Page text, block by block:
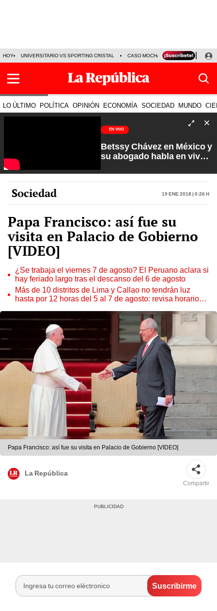
HOY UNIVERSITARIO VS SPORTING CRISTAL CASO MOCHASUELDOS
LO ÚLTIMO POLÍTICA OPINIÓN ECONOMÍA SOCIEDAD MUNDO
EN VIVO
Betssy Chávez en México y
su abogado habla en vivo |
Carlos Cornejo
Sociedad 19 Ene 2018 | 0:26 h
Papa Francisco: así fue su
visita en Palacio de Gobierno
[VIDEO]
¿Se trabaja el viernes 7 de agosto? El Peruano aclara si
hay feriado largo tras el descanso del 6 de agosto
Más de 10 distritos de Lima y Callao no tendrán luz
hasta por 12 horas del 5 al 7 de agosto: revisa horarios y
Papa Francisco: así fue su visita en Palacio de Gobierno [VIDEO]
La República
Compartir